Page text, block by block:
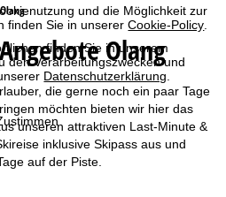
und die Möglichkeit zur
finden Sie in unsererCookie-Policy
finden Sie in unserem
den Verarbeitungszwecken und
Datenschutzerklärung
Olang
Olang
die gerne noch ein paar Tage
möchten bieten wir hier das
unseren attraktiven Last-Minute &
inklusive Skipass aus und
auf der Piste.